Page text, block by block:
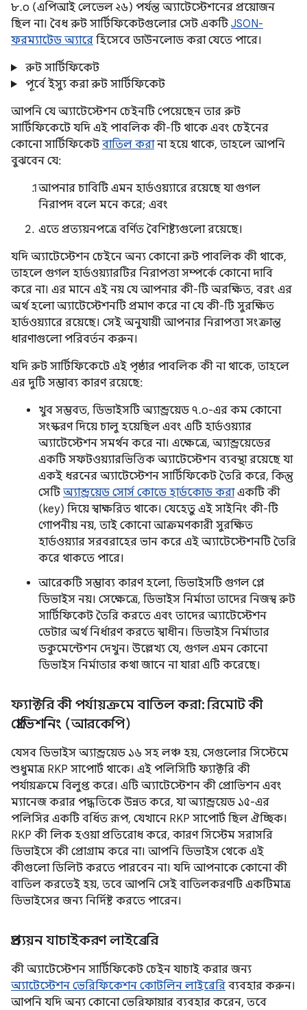
৮.০ (এপিআই লেভেল ২৬) পর্যন্ত অ্যাটেস্টেশনের প্রয়োজন
ছিল না। বৈধ রুট সার্টিফিকেটগুলোর সেট একটি JSON-
ফরম্যাটেড অ্যারে হিসেবে ডাউনলোড করা যেতে পারে।
রুট সার্টিফিকেট
পূর্বে ইস্যু করা রুট সার্টিফিকেট
আপনি যে অ্যাটেস্টেশন চেইনটি পেয়েছেন তার রুট
সার্টিফিকেটে যদি এই পাবলিক কী-টি থাকে এবং চেইনের
কোনো সার্টিফিকেট বাতিল করানা হয়ে থাকে, তাহলে আপনি
বুঝবেন যে:
আপনার চাবিটি এমন হার্ডওয়্যারে রয়েছে যা গুগল
নিরাপদ বলে মনে করে; এবং
এতে প্রত্যয়নপত্রে বর্ণিত বৈশিষ্ট্যগুলো রয়েছে।
যদি অ্যাটেস্টেশন চেইনে অন্য কোনো রুট পাবলিক কী থাকে,
তাহলে গুগল হার্ডওয়্যারটির নিরাপত্তা সম্পর্কে কোনো দাবি
করে না। এর মানে এই নয় যে আপনার কী-টি অরক্ষিত, বরং এর
অর্থ হলো অ্যাটেস্টেশনটি প্রমাণ করে না যে কী-টি সুরক্ষিত
হার্ডওয়্যারে রয়েছে। সেই অনুযায়ী আপনার নিরাপত্তা সংক্রান্ত
ধারণাগুলো পরিবর্তন করুন।
যদি রুট সার্টিফিকেটে এই পৃষ্ঠার পাবলিক কী না থাকে, তাহলে
এর দুটি সম্ভাব্য কারণ রয়েছে:
খুব সম্ভবত, ডিভাইসটি অ্যান্ড্রয়েড ৭.০-এর কম কোনো
সংস্করণ দিয়ে চালু হয়েছিল এবং এটি হার্ডওয়্যার
অ্যাটেস্টেশন সমর্থন করে না। এক্ষেত্রে, অ্যান্ড্রয়েডের
একটি সফটওয়্যারভিত্তিক অ্যাটেস্টেশন ব্যবস্থা রয়েছে যা
একই ধরনের অ্যাটেস্টেশন সার্টিফিকেট তৈরি করে, কিন্তু
সেটি অ্যান্ড্রয়েড সোর্স কোডে হার্ডকোড করাএকটি কী
(key) দিয়ে স্বাক্ষরিত থাকে। যেহেতু এই সাইনিং কী-টি
গোপনীয় নয়, তাই কোনো আক্রমণকারী সুরক্ষিত
হার্ডওয়্যার সরবরাহের ভান করে এই অ্যাটেস্টেশনটি তৈরি
করে থাকতে পারে।
আরেকটি সম্ভাব্য কারণ হলো, ডিভাইসটি গুগল প্লে
ডিভাইস নয়। সেক্ষেত্রে, ডিভাইস নির্মাতা তাদের নিজস্ব রুট
সার্টিফিকেট তৈরি করতে এবং তাদের অ্যাটেস্টেশন
ডেটার অর্থ নির্ধারণ করতে স্বাধীন। ডিভাইস নির্মাতার
ডকুমেন্টেশন দেখুন। উল্লেখ্য যে, গুগল এমন কোনো
ডিভাইস নির্মাতার কথা জানে না যারা এটি করেছে।
ফ্যাক্টরি কী পর্যায়ক্রমে বাতিল করা: রিমোট কী
প্রোভিশনিং (আরকেপি)
যেসব ডিভাইস অ্যান্ড্রয়েড ১৬ সহ লঞ্চ হয়, সেগুলোর সিস্টেমে
শুধুমাত্র RKP সাপোর্ট থাকে। এই পলিসিটি ফ্যাক্টরি কী
পর্যায়ক্রমে বিলুপ্ত করে। এটি অ্যাটেস্টেশন কী প্রোভিশন এবং
ম্যানেজ করার পদ্ধতিকে উন্নত করে, যা অ্যান্ড্রয়েড ১৫-এর
পলিসির একটি বর্ধিত রূপ, যেখানে RKP সাপোর্ট ছিল ঐচ্ছিক।
RKP কী লিক হওয়া প্রতিরোধ করে, কারণ সিস্টেম সরাসরি
ডিভাইসে কী প্রোগ্রাম করে না। আপনি ডিভাইস থেকে এই
কীগুলো ডিলিট করতে পারবেন না। যদি আপনাকে কোনো কী
বাতিল করতেই হয়, তবে আপনি সেই বাতিলকরণটি একটিমাত্র
ডিভাইসের জন্য নির্দিষ্ট করতে পারেন।
প্রত্যয়ন যাচাইকরণ লাইব্রেরি
কী অ্যাটেস্টেশন সার্টিফিকেট চেইন যাচাই করার জন্য
অ্যাটেস্টেশন ভেরিফিকেশন কোটলিন লাইব্রেরি ব্যবহার করুন।
আপনি যদি অন্য কোনো ভেরিফায়ার ব্যবহার করেন, তবে